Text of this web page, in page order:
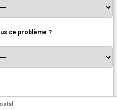
ce problème ?